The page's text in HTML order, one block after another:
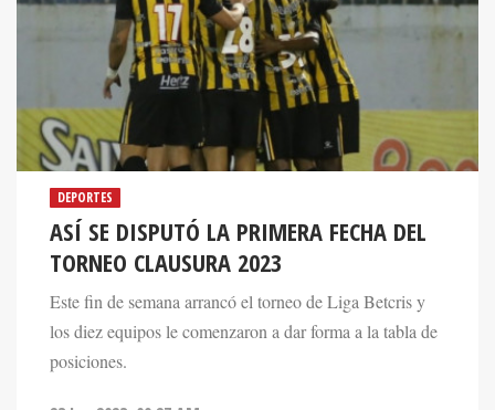
DEPORTES
ASÍ SE DISPUTÓ LA PRIMERA FECHA DEL
TORNEO CLAUSURA 2023
Este fin de semana arrancó el torneo de Liga Betcris y
los diez equipos le comenzaron a dar forma a la tabla de
posiciones.